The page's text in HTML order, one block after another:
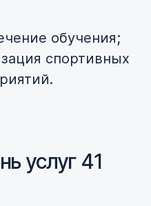
обучения;
спортивных
услуг 41